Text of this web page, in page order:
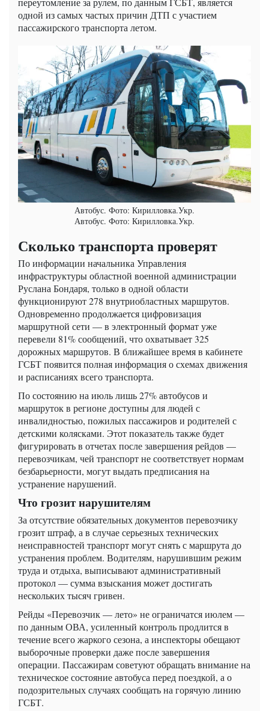
одной из самых частых причин ДТП с участием
пассажирского транспорта летом.
Автобус. Фото: Кирилловка.Укр.
Автобус. Фото: Кирилловка.Укр.
Сколько транспорта проверят
По информации начальника Управления
инфраструктуры областной военной администрации
Руслана Бондаря, только в одной области
функционируют 278 внутриобластных маршрутов.
Одновременно продолжается цифровизация
маршрутной сети — в электронный формат уже
перевели 81% сообщений, что охватывает 325
дорожных маршрутов. В ближайшее время в кабинете
ГСБТ появится полная информация о схемах движения
и расписаниях всего транспорта.
По состоянию на июль лишь 27% автобусов и
маршруток в регионе доступны для людей с
инвалидностью, пожилых пассажиров и родителей с
детскими колясками. Этот показатель также будет
фигурировать в отчетах после завершения рейдов —
перевозчикам, чей транспорт не соответствует нормам
безбарьерности, могут выдать предписания на
устранение нарушений.
Что грозит нарушителям
За отсутствие обязательных документов перевозчику
грозит штраф, а в случае серьезных технических
неисправностей транспорт могут снять с маршрута до
устранения проблем. Водителям, нарушившим режим
труда и отдыха, выписывают административный
протокол — сумма взыскания может достигать
нескольких тысяч гривен.
Рейды «Перевозчик — лето» не ограничатся июлем —
по данным ОВА, усиленный контроль продлится в
течение всего жаркого сезона, а инспекторы обещают
выборочные проверки даже после завершения
операции. Пассажирам советуют обращать внимание на
техническое состояние автобуса перед поездкой, а о
подозрительных случаях сообщать на горячую линию
ГСБТ.